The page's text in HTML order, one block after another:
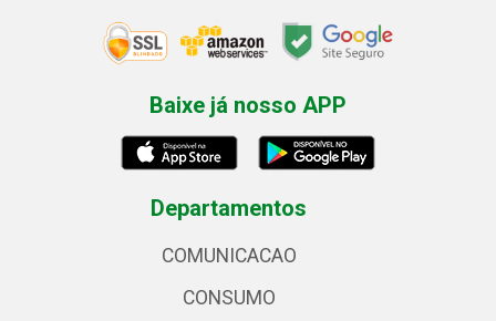
Baixe já nosso APP
Departamentos
COMUNICACAO
CONSUMO